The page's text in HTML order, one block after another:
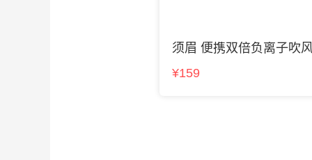
须眉 便携双倍负离子吹
¥159